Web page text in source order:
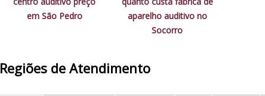
em São Pedro
aparelho auditivo no
Socorro
Regiões de Atendimento